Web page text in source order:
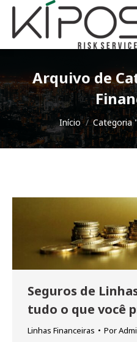
Arquivo de
Você está aqui:
Início Categoria
Seguros de
tudo o que você
Linhas Financeiras Por